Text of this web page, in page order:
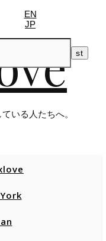
いる人たちへ。
EN
JP